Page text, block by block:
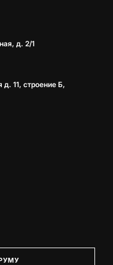
д. 2/1
11, строение Б,